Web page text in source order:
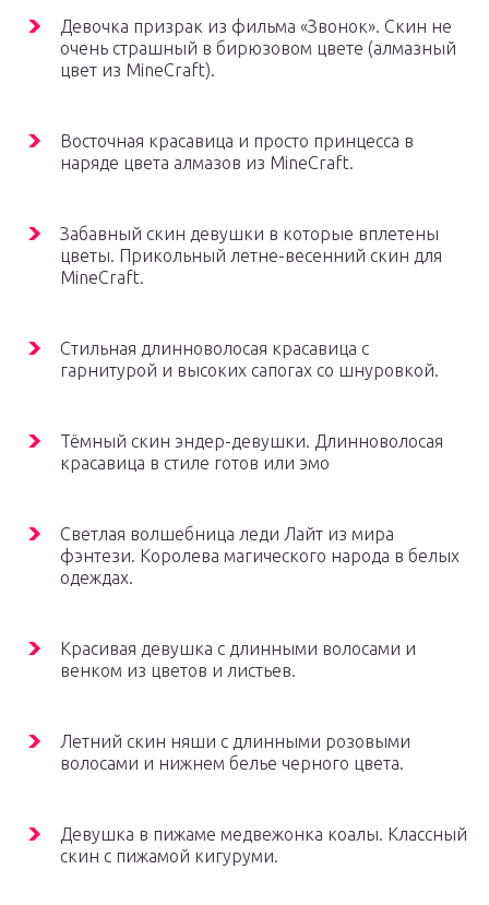
Девочка призрак из фильма «Звонок». Скин не
очень страшный в бирюзовом цвете (алмазный
цвет из MineCraft).
Восточная красавица и просто принцесса в
наряде цвета алмазов из MineCraft.
Забавный скин девушки в которые вплетены
цветы. Прикольный летне-весенний скин для
MineCraft.
Стильная длинноволосая красавица с
гарнитурой и высоких сапогах со шнуровкой.
Тёмный скин эндер-девушки. Длинноволосая
красавица в стиле готов или эмо
Светлая волшебница леди Лайт из мира
фэнтези. Королева магического народа в белых
одеждах.
Красивая девушка с длинными волосами и
венком из цветов и листьев.
Летний скин няши с длинными розовыми
волосами и нижнем белье черного цвета.
Девушка в пижаме медвежонка коалы. Классный
скин с пижамой кигуруми.